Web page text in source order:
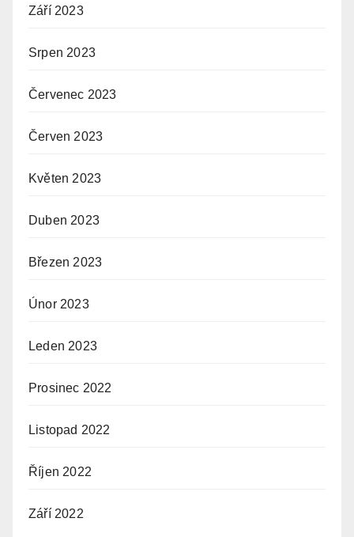
Září 2023
Srpen 2023
Červenec 2023
Červen 2023
Květen 2023
Duben 2023
Březen 2023
Únor 2023
Leden 2023
Prosinec 2022
Listopad 2022
Říjen 2022
Září 2022